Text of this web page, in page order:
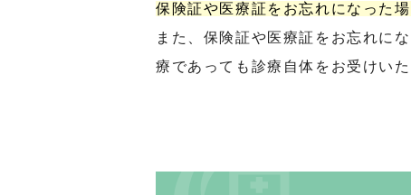
保険証や医療証をお忘れになった
また、保険証や医療証をお忘れに
療であっても診療自体をお受けい